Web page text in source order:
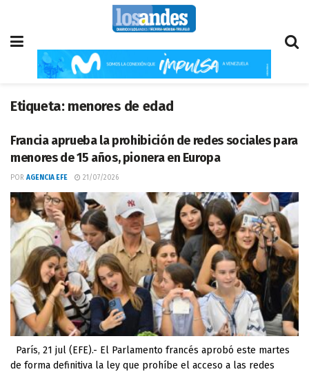
Etiqueta: menores de edad
Francia aprueba la prohibición de redes sociales para
menores de 15 años, pionera en Europa
POR AGENCIA EFE 21/07/2026
París, 21 jul (EFE).- El Parlamento francés aprobó este martes
de forma definitiva la ley que prohíbe el acceso a las redes